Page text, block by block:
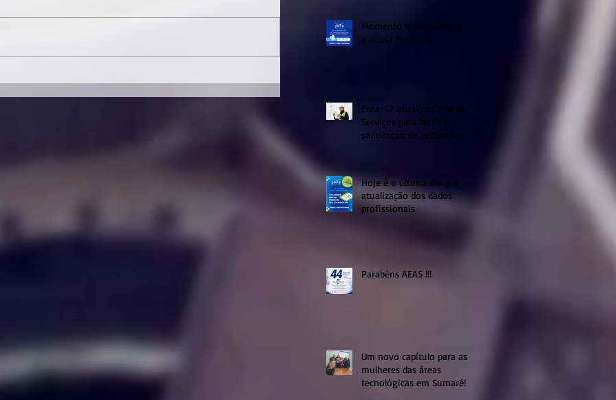
Momento Importante para
a nossa Profissão
Crea-SP atualiza Carta de
Serviços para facilitar
solicitação de demandas
Hoje é o último dia pra
atualização dos dados
profissionais
Parabéns AEAS !!!
Um novo capítulo para as
mulheres das áreas
tecnológicas em Sumaré!